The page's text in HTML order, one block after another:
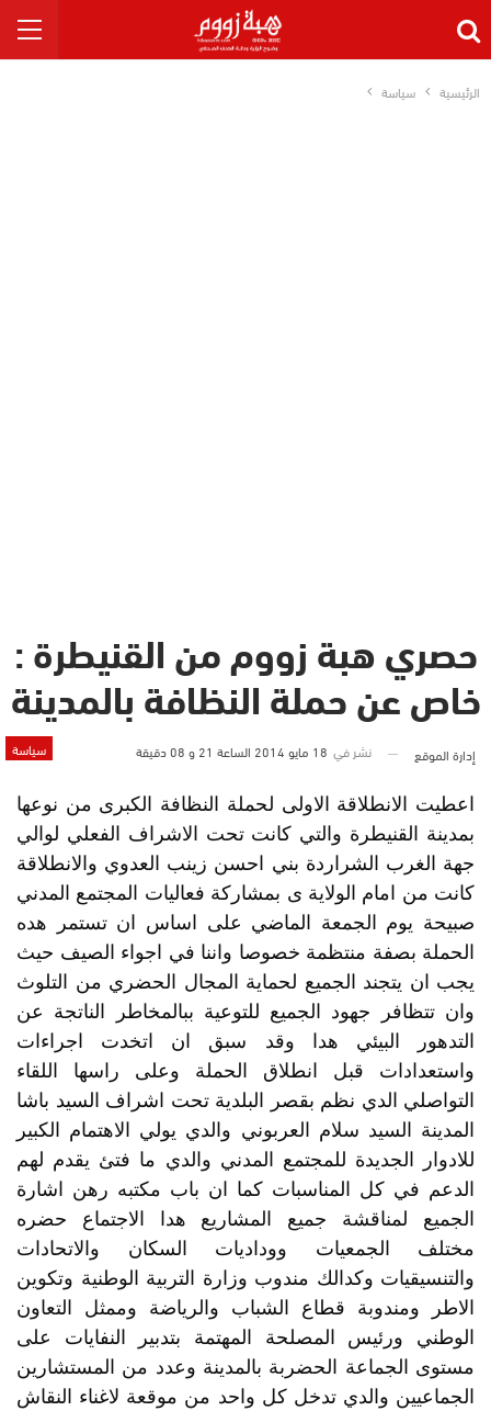
الرئيسية سياسة
حصري هبة زووم من القنيطرة :
خاص عن حملة النظافة بالمدينة
سياسة إدارة الموقع نشر في 18 مايو 2014 الساعة 21 و 08 دقيقة
اعطيت الانطلاقة الاولى لحملة النظافة الكبرى من نوعها
بمدينة القنيطرة والتي كانت تحت الاشراف الفعلي لوالي
جهة الغرب الشراردة بني احسن زينب العدوي والانطلاقة
كانت من امام الولاية ى بمشاركة فعاليات المجتمع المدني
صبيحة يوم الجمعة الماضي على اساس ان تستمر هده
الحملة بصفة منتظمة خصوصا واننا في اجواء الصيف حيث
يجب ان يتجند الجميع لحماية المجال الحضري من التلوث
وان تتظافر جهود الجميع للتوعية ببالمخاطر الناتجة عن
التدهور البيئي هدا وقد سبق ان اتخدت اجراءات
واستعدادات قبل انطلاق الحملة وعلى راسها اللقاء
التواصلي الدي نظم بقصر البلدية تحت اشراف السيد باشا
المدينة السيد سلام العربوني والدي يولي الاهتمام الكبير
للادوار الجديدة للمجتمع المدني والدي ما فتئ يقدم لهم
الدعم في كل المناسبات كما ان باب مكتبه رهن اشارة
الجميع لمناقشة جميع المشاريع هدا الاجتماع حضره
مختلف الجمعيات ووداديات السكان والاتحادات
والتنسيقيات وكدالك مندوب وزارة التربية الوطنية وتكوين
الاطر ومندوبة قطاع الشباب والرياضة وممثل التعاون
الوطني ورئيس المصلحة المهتمة بتدبير النفايات على
مستوى الجماعة الحضربة بالمدينة وعدد من المستشارين
الجماعيين والدي تدخل كل واحد من موقعة لاغناء النقاش